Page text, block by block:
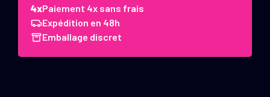
flèche
chasse
recurve
Paiement 4x sans frais
Expédition en 48h
Emballage discret